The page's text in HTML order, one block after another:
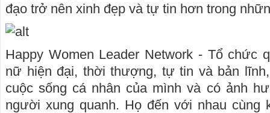
đạo trở nên xinh đẹp và tự tin hơn trong
Happy Women Leader Network - Tổ chức
nữ hiện đại, thời thượng, tự tin và bản
cuộc sống cá nhân của mình và có ảnh
người xung quanh. Họ đến với nhau cùng